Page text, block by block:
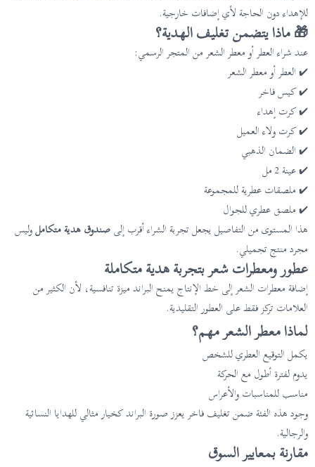
للإهداء دون الحاجة لأي إضافات خارجية.
🎁 ماذا يتضمن تغليف الهدية؟
عند شراء العطر أو معطر الشعر من المتجر الرسمي:
✔️ العطر أو معطر الشعر
✔️ كيس فاخر
✔️ كرت إهداء
✔️ كرت ولاء العميل
✔️ الضمان الذهبي
✔️ عينة 2 مل
✔️ ملصقات عطرية للمجموعة
✔️ ملصق عطري للجوال
هذا المستوى من التفاصيل يجعل تجربة الشراء أقرب إلىصندوق هدية متكاملوليس
مجرد منتج تجميلي.
عطور ومعطرات شعر بتجربة هدية متكاملة
إضافة معطرات الشعر إلى خط الإنتاج يمنح البراند ميزة تنافسية، لأن الكثير من
العلامات تركز فقط على العطور التقليدية.
لماذا معطر الشعر مهم؟
يكمل التوقيع العطري للشخص
يدوم لفترة أطول مع الحركة
مناسب للمناسبات والأعراس
وجود هذه الفئة ضمن تغليف فاخر يعزز صورة البراند كخيار مثالي للهدايا النسائية
والرجالية.
مقارنة بمعايير السوق